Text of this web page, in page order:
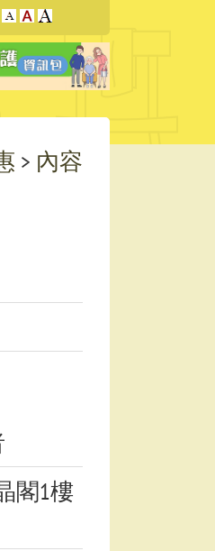
型
大
小：
原
型
大
小：
較
型
大
小：
最
> 內容
閣1樓